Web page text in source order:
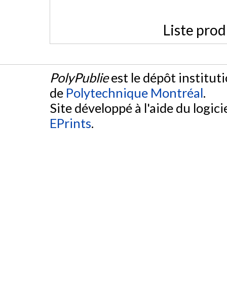
Liste
PolyPublieest le dépôt
de Polytechnique Montréal.
Site développé à l'aide du
EPrints.